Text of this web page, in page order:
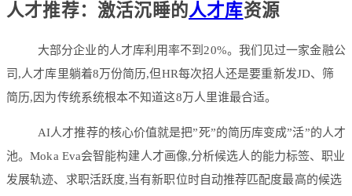
人才推荐：激活沉睡的人才库资源
大部分企业的人才库利用率不到20%。我们见过一家金融公
司,人才库里躺着8万份简历,但HR每次招人还是要重新发JD、筛
简历,因为传统系统根本不知道这8万人里谁最合适。
AI人才推荐的核心价值就是把”死”的简历库变成”活”的人才
池。Moka Eva会智能构建人才画像,分析候选人的能力标签、职业
发展轨迹、求职活跃度,当有新职位时自动推荐匹配度最高的候选